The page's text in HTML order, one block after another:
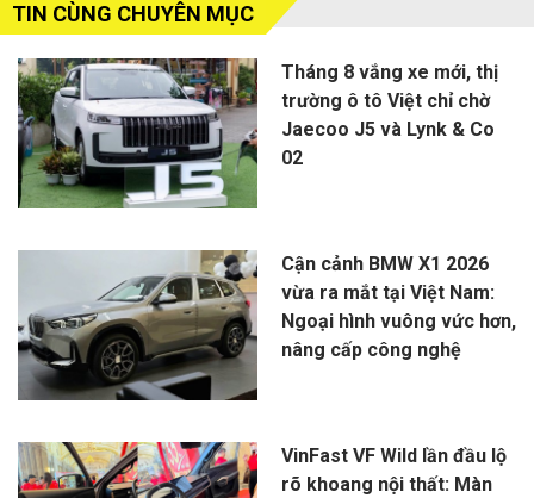
TIN CÙNG CHUYÊN MỤC
Tháng 8 vắng xe mới, thị
trường ô tô Việt chỉ chờ
Jaecoo J5 và Lynk & Co
02
Cận cảnh BMW X1 2026
vừa ra mắt tại Việt Nam:
Ngoại hình vuông vức hơn,
nâng cấp công nghệ
VinFast VF Wild lần đầu lộ
rõ khoang nội thất: Màn